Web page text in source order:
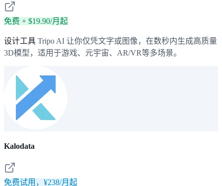
免费 + $19.90/月起
设计工具 Tripo AI 让你仅凭文字或图像，在数秒内生成高质量
3D模型，适用于游戏、元宇宙、AR/VR等多场景。
Kalodata
免费试用，¥238/月起